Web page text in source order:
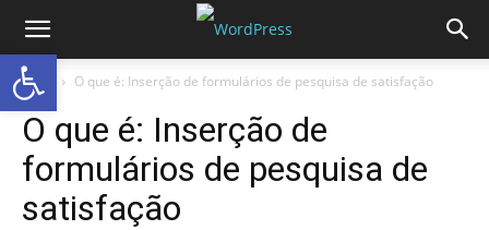
Início O que é: Inserção de formulários de pesquisa de satisfação
O que é: Inserção de
formulários de pesquisa de
satisfação
Abrir a barra de ferramentas